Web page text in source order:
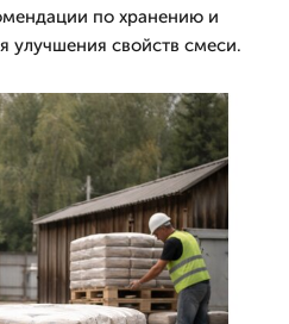
по хранению и
свойств смеси.